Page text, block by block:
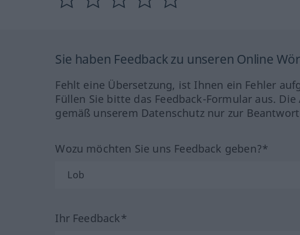
Sie haben Feedback zu unseren Online
Fehlt eine Übersetzung, ist Ihnen ein Fehler
Füllen Sie bitte das Feedback-Formular aus.
gemäß unserem Datenschutz nur zur
Wozu möchten Sie uns Feedback geben?*
Ihr Feedback*